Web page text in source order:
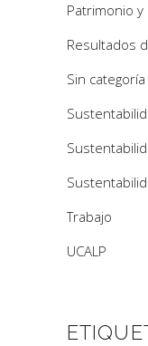
Patrimonio
Resultados
Sin categoría
Trabajo
UCALP